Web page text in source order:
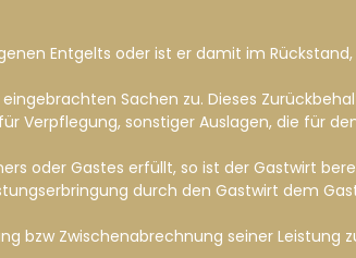
Entgelts oder ist er damit im
Sachen zu. Dieses
Verpflegung, sonstiger Auslagen, die für
oder Gastes erfüllt, so ist der Gastwirt
durch den Gastwirt dem
bzw Zwischenabrechnung seiner Leistung